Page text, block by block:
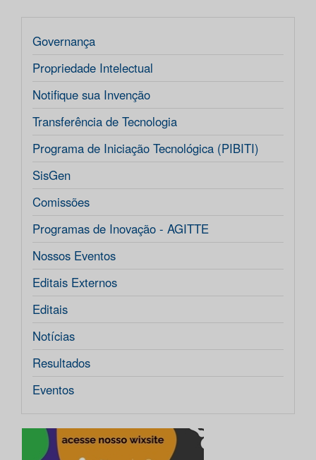
Governança
Propriedade Intelectual
Notifique sua Invenção
Transferência de Tecnologia
Programa de Iniciação Tecnológica (PIBITI)
SisGen
Comissões
Programas de Inovação - AGITTE
Nossos Eventos
Editais Externos
Editais
Notícias
Resultados
Eventos